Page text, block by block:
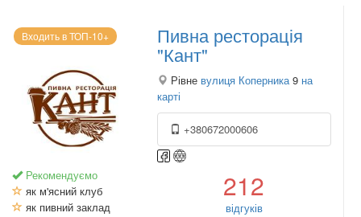
Входить в ТОП-10+
Рекомендуємо
як м'ясний клуб
як пивний заклад
Пивна ресторація
"Кант"
Рівне вулиця Коперника9 на
карті
+380672000606
212
відгуків